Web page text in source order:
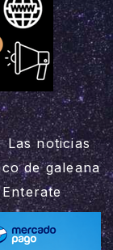
Las noticias
de galeana